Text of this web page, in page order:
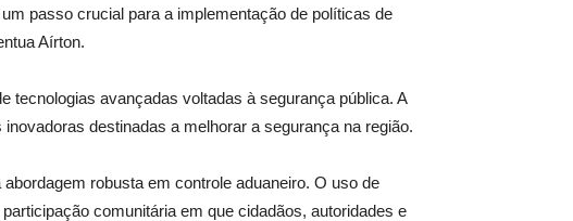
passo crucial para a implementação de políticas de
Aírton.
tecnologias avançadas voltadas à segurança pública. A
destinadas a melhorar a segurança na região.
robusta em controle aduaneiro. O uso de
comunitária em que cidadãos, autoridades e